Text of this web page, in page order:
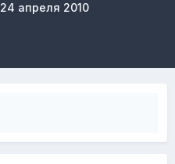
24 апреля 2010